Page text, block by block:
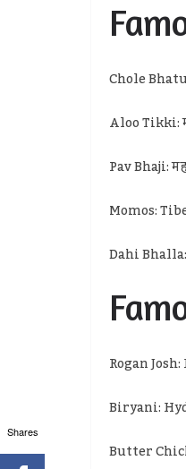
Chole
Aloo Tikki:
Pav Bhaji:
Momos:
Dahi Bhalla:
Rogan
Biryani:
Butter
Shares